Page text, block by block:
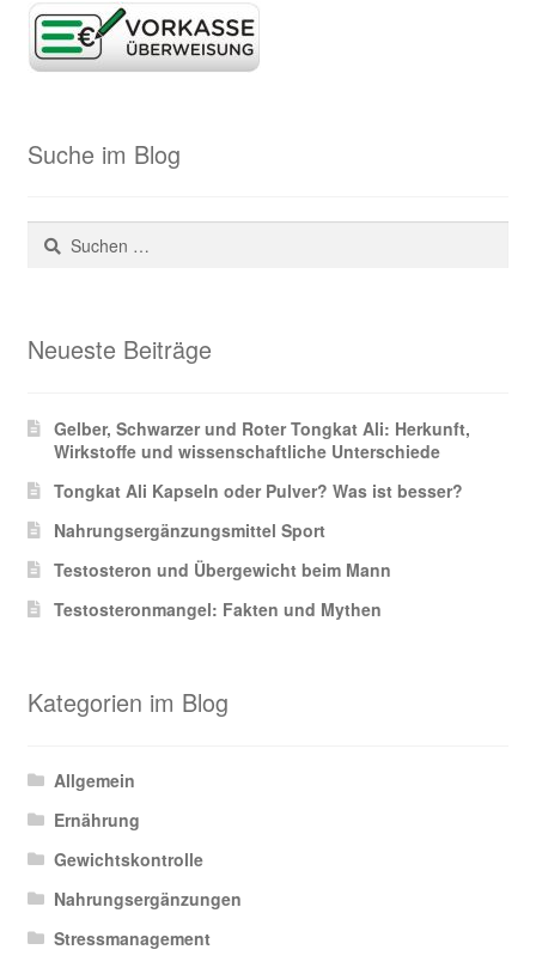
Suche im Blog
Suchen
nach:
Neueste Beiträge
Gelber, Schwarzer und Roter Tongkat Ali: Herkunft,
Wirkstoffe und wissenschaftliche Unterschiede
Tongkat Ali Kapseln oder Pulver? Was ist besser?
Nahrungsergänzungsmittel Sport
Testosteron und Übergewicht beim Mann
Testosteronmangel: Fakten und Mythen
Kategorien im Blog
Allgemein
Ernährung
Gewichtskontrolle
Nahrungsergänzungen
Stressmanagement